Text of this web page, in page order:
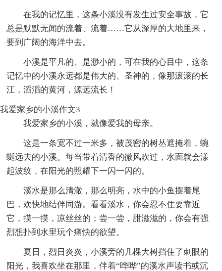
在我的记忆里，这条小溪没有发生过安全事故，它
总是默默无闻的流着、流着……它从深厚的大地里来，
要到广阔的海洋中去。
小溪是平凡的、是渺小的，可在我的心目中，这条
记忆中的小溪永远都是伟大的、圣神的，像那滚滚的长
江，滔滔的黄河，源远流长！
我爱家乡的小溪作文3
我爱家乡的小溪，就像爱我的母亲。
这是一条宽不过一米多，被茂密的树丛遮掩着，蜿
蜒远去的小溪。每当带着清香的微风吹过，水面就会漾
起波纹，在阳光的照耀下一闪一闪的。
溪水是那么清澈，那么明亮，水中的小鱼摆着尾
巴，欢快地结伴同游。看看溪水，你会忍不住要靠近
它，摸一摸，凉丝丝的；尝一尝，甜滋滋的，你会有强
烈想扑到水里玩个痛快的欲望。
夏日，烈日炎炎，小溪旁的几棵大树挡住了刺眼的
阳光，我喜欢坐在那里，伴着“哗哗”的溪水声读书或沉